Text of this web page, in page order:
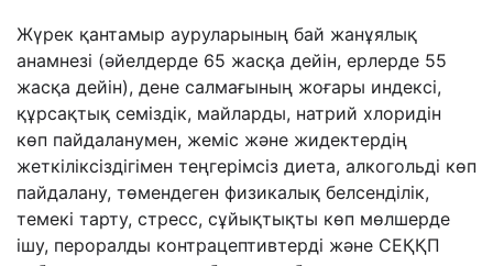
Жүрек қантамыр ауруларының бай жанұялық
анамнезі (əйелдерде 65 жасқа дейін, ерлерде 55
жасқа дейін), дене салмағының жоғары индексі,
құрсақтық семіздік, майларды, натрий хлоридін
көп пайдаланумен, жеміс жəне жидектердің
жеткіліксіздігімен теңгерімсіз диета, алкогольді көп
пайдалану, төмендеген физикалық белсенділік,
темекі тарту, стресс, сұйықтықты көп мөлшерде
ішу, пероралды контрацептивтерді жəне СЕҚҚП